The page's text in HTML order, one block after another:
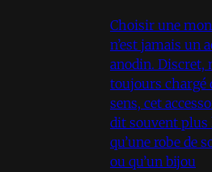
Choisir une
n’est jamais un
anodin. Discret,
toujours chargé
sens, cet
dit souvent plus
qu’une robe de
ou qu’un bijou